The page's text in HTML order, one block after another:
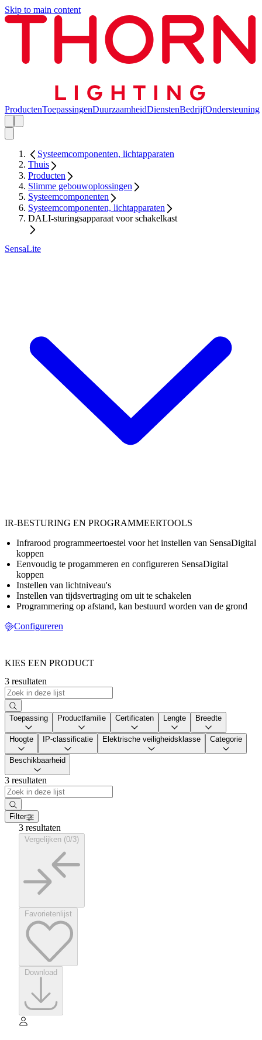
Skip to main content
ProductenToepassingenDuurzaamheidDienstenBedrijfOndersteuning
Systeemcomponenten, lichtapparaten
Thuis
Producten
Slimme gebouwoplossingen
Systeemcomponenten
Systeemcomponenten, lichtapparaten
DALI-sturingsapparaat voor schakelkast
SensaLite
IR-BESTURING EN PROGRAMMEERTOOLS
Infrarood programmeertoestel voor het instellen van SensaDigital
koppen
Eenvoudig te progammeren en configureren SensaDigital
koppen
Instellen van lichtniveau's
Instellen van tijdsvertraging om uit te schakelen
Programmering op afstand, kan bestuurd worden van de grond
Configureren
KIES EEN PRODUCT
3 resultaten
Toepassing Productfamilie Certificaten Lengte Breedte
Hoogte IP-classificatie Elektrische veiligheidsklasse Categorie
Beschikbaarheid
3 resultaten
Filter
3 resultaten